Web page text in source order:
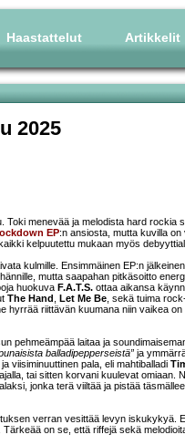
Haastattelut Artikkelit
2025
Toki menevää ja melodista hard rockia
EP:n ansiosta, mutta kuvilla on
kelpuutettu mukaan myös
kulmille. Ensimmäinen EP:n
mutta saapahan pitkäsoitto
huokuva F.A.T.S. ottaa aikansa
The Hand , Let Me Be, sekä tuima
hyrrää riittävän kuumana niin vaikea on
pehmeämpää laitaa ja
balladipepperseistä” ja
viisiminuuttinen pala, eli mahtiballadi
tai sitten korvani kuulevat omiaan.
jonka terä viiltää ja pistää
verran vesittää levyn iskukykyä.
on se, että riffejä sekä